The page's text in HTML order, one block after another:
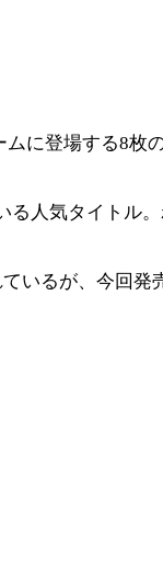
に登場する8枚
人気タイトル
いるが、今回発